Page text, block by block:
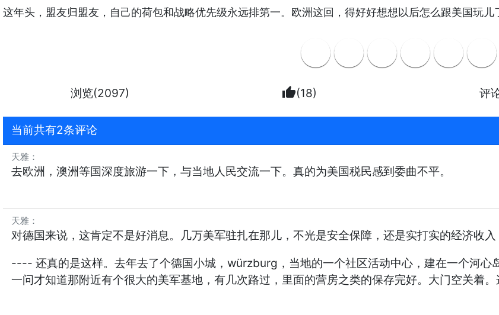
这年头，盟友归盟友，自己的荷包和战略优先级永远排第一。欧洲这回，得好好想想以后怎么跟美国玩儿
浏览(2097) thumb_up(18) 评
当前共有2条评论
天雅 ：
去欧洲，澳洲等国深度旅游一下，与当地人民交流一下。真的为美国税民感到委曲不平。
天雅 ：
对德国来说，这肯定不是好消息。几万美军驻扎在那儿，不光是安全保障，还是实打实的经济收入
---- 还真的是这样。去年去了个德国小城，würzburg，当地的一个社区活动中心，建在一个河心
一问才知道那附近有个很大的美军基地，有几次路过，里面的营房之类的保存完好。大门空关着